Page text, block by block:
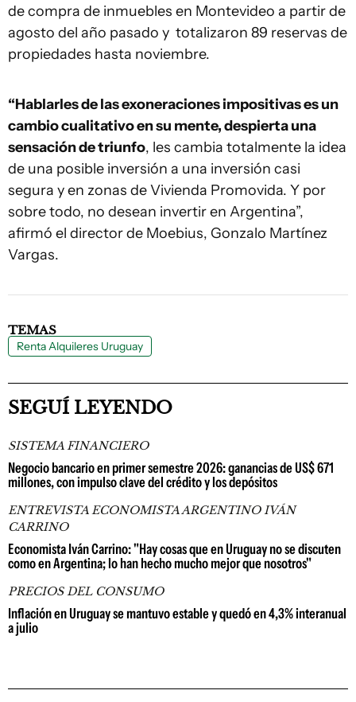
de compra de inmuebles en Montevideo a partir de
agosto del año pasado y totalizaron 89 reservas de
propiedades hasta noviembre.
“Hablarles de las exoneraciones impositivas es un
cambio cualitativo en su mente, despierta una
sensación de triunfo, les cambia totalmente la idea
de una posible inversión a una inversión casi
segura y en zonas de Vivienda Promovida. Y por
sobre todo, no desean invertir en Argentina”,
afirmó el director de Moebius, Gonzalo Martínez
Vargas.
TEMAS
Renta Alquileres Uruguay
SEGUÍ LEYENDO
SISTEMA FINANCIERO
Negocio bancario en primer semestre 2026: ganancias de US$ 671
millones, con impulso clave del crédito y los depósitos
ENTREVISTA ECONOMISTA ARGENTINO IVÁN
CARRINO
Economista Iván Carrino: "Hay cosas que en Uruguay no se discuten
como en Argentina; lo han hecho mucho mejor que nosotros"
PRECIOS DEL CONSUMO
Inflación en Uruguay se mantuvo estable y quedó en 4,3% interanual
a julio